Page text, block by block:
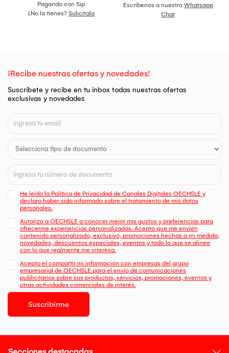
Pagando con Sip
¿No la tienes? Solicítala
Escríbenos a nuestro Whatsapp
Chat
¡Recibe nuestras ofertas y novedades!
Suscríbete y recibe en tu inbox todas nuestras ofertas
exclusivas y novedades
He leído la Política de Privacidad de Canales Digitales OECHSLE y
declaro haber sido informado sobre el tratamiento de mis datos
personales.
Autorizo a OECHSLE a conocer mejor mis gustos y preferencias para
ofrecerme experiencias personalizadas. Acepto que me envien
contenido personalizado, exclusivo, promociones hechas a mi medida,
novedades, descuentos especiales, eventos y todo lo que se alinee
con lo que realmente me interesa.
Acepto el compartir mi información con empresas del grupo
empresarial de OECHSLE para el envío de comunicaciones
publicitarias sobre sus productos, servicios, promociones, eventos y
otras actividades comerciales de interés.
Suscribirme